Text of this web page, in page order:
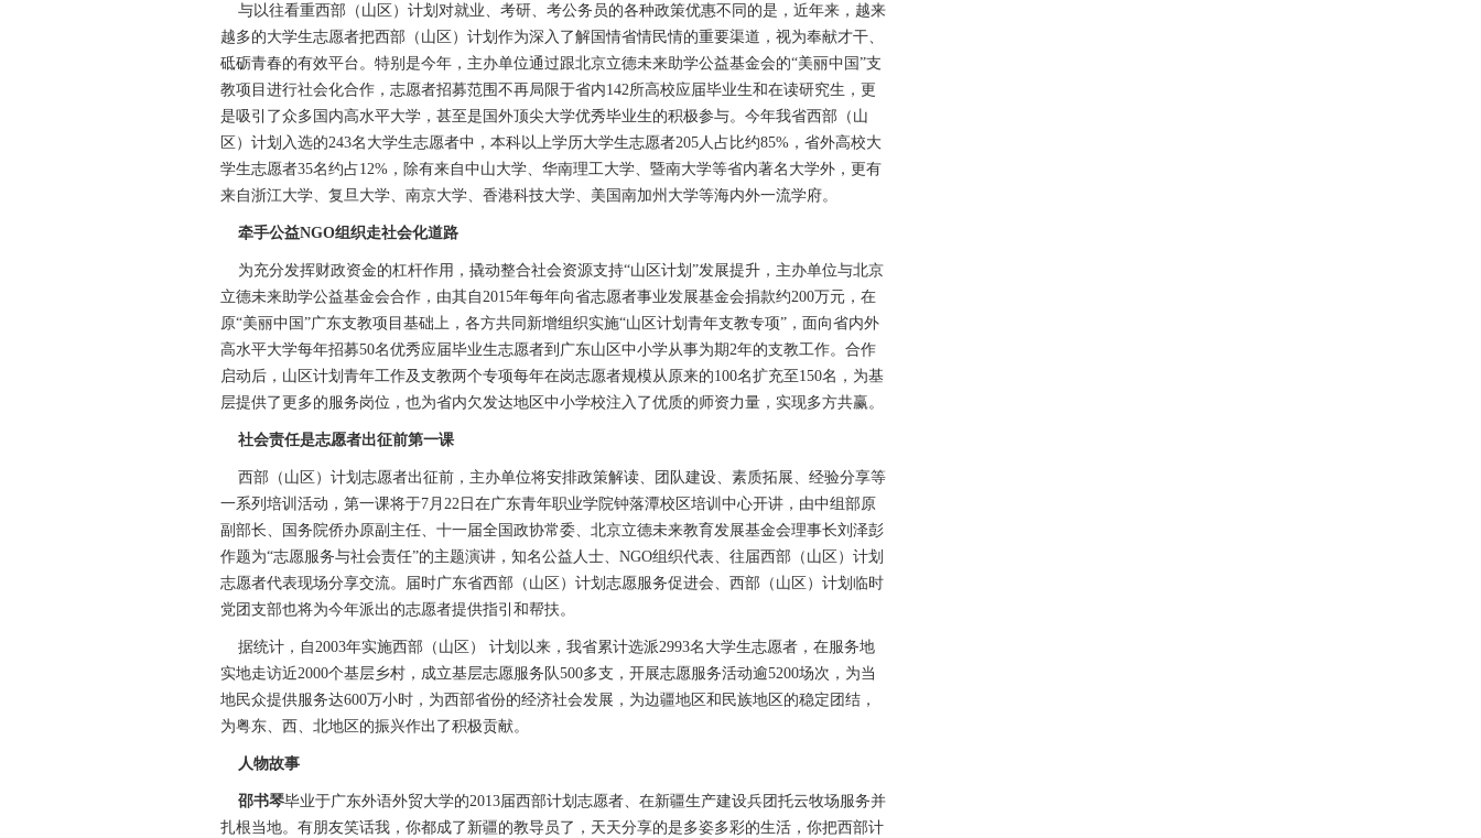
与以往看重西部（山区）计划对就业、考研、考公务员的各种政策优惠不同的是，近年来，越来
越多的大学生志愿者把西部（山区）计划作为深入了解国情省情民情的重要渠道，视为奉献才干、
砥砺青春的有效平台。特别是今年，主办单位通过跟北京立德未来助学公益基金会的“美丽中国”支
教项目进行社会化合作，志愿者招募范围不再局限于省内142所高校应届毕业生和在读研究生，更
是吸引了众多国内高水平大学，甚至是国外顶尖大学优秀毕业生的积极参与。今年我省西部（山
区）计划入选的243名大学生志愿者中，本科以上学历大学生志愿者205人占比约85%，省外高校大
学生志愿者35名约占12%，除有来自中山大学、华南理工大学、暨南大学等省内著名大学外，更有
来自浙江大学、复旦大学、南京大学、香港科技大学、美国南加州大学等海内外一流学府。
牵手公益NGO组织走社会化道路
为充分发挥财政资金的杠杆作用，撬动整合社会资源支持“山区计划”发展提升，主办单位与北京
立德未来助学公益基金会合作，由其自2015年每年向省志愿者事业发展基金会捐款约200万元，在
原“美丽中国”广东支教项目基础上，各方共同新增组织实施“山区计划青年支教专项”，面向省内外
高水平大学每年招募50名优秀应届毕业生志愿者到广东山区中小学从事为期2年的支教工作。合作
启动后，山区计划青年工作及支教两个专项每年在岗志愿者规模从原来的100名扩充至150名，为基
层提供了更多的服务岗位，也为省内欠发达地区中小学校注入了优质的师资力量，实现多方共赢。
社会责任是志愿者出征前第一课
西部（山区）计划志愿者出征前，主办单位将安排政策解读、团队建设、素质拓展、经验分享等
一系列培训活动，第一课将于7月22日在广东青年职业学院钟落潭校区培训中心开讲，由中组部原
副部长、国务院侨办原副主任、十一届全国政协常委、北京立德未来教育发展基金会理事长刘泽彭
作题为“志愿服务与社会责任”的主题演讲，知名公益人士、NGO组织代表、往届西部（山区）计划
志愿者代表现场分享交流。届时广东省西部（山区）计划志愿服务促进会、西部（山区）计划临时
党团支部也将为今年派出的志愿者提供指引和帮扶。
据统计，自2003年实施西部（山区） 计划以来，我省累计选派2993名大学生志愿者，在服务地
实地走访近2000个基层乡村，成立基层志愿服务队500多支，开展志愿服务活动逾5200场次，为当
地民众提供服务达600万小时，为西部省份的经济社会发展，为边疆地区和民族地区的稳定团结，
为粤东、西、北地区的振兴作出了积极贡献。
人物故事
邵书琴毕业于广东外语外贸大学的2013届西部计划志愿者、在新疆生产建设兵团托云牧场服务并
扎根当地。有朋友笑话我，你都成了新疆的教导员了，天天分享的是多姿多彩的生活，你把西部计